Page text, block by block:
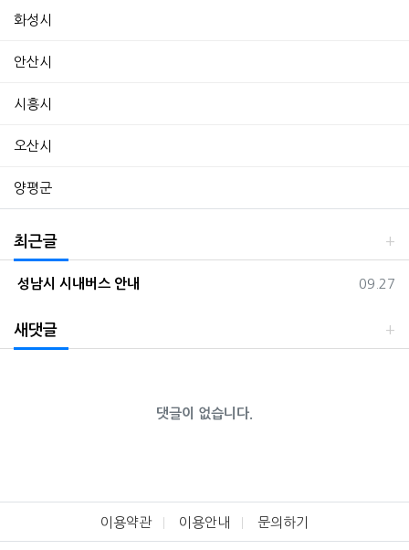
화성시
안산시
시흥시
오산시
양평군
최근글
등록일
09.27
성남시 시내버스 안내
새댓글
댓글이 없습니다.
이용약관 이용안내 문의하기